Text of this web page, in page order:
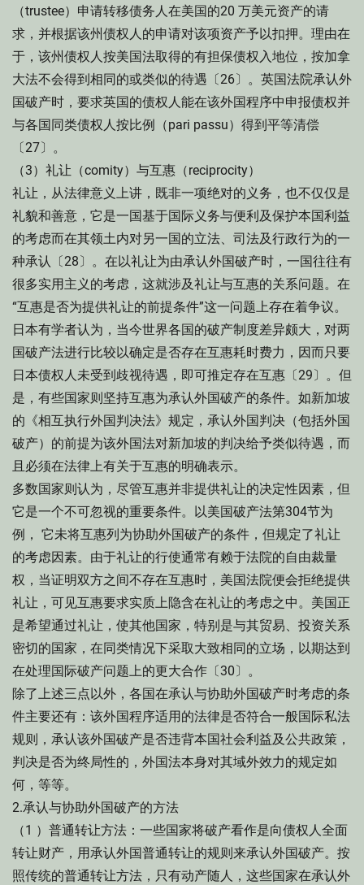
（trustee）申请转移债务人在美国的20 万美元资产的请
求，并根据该州债权人的申请对该项资产予以扣押。理由在
于，该州债权人按美国法取得的有担保债权入地位，按加拿
大法不会得到相同的或类似的待遇〔26〕。英国法院承认外
国破产时，要求英国的债权人能在该外国程序中申报债权并
与各国同类债权人按比例（pari passu）得到平等清偿
〔27〕。
（3）礼让（comity）与互惠（reciprocity）
礼让，从法律意义上讲，既非一项绝对的义务，也不仅仅是
礼貌和善意，它是一国基于国际义务与便利及保护本国利益
的考虑而在其领土内对另一国的立法、司法及行政行为的一
种承认〔28〕。在以礼让为由承认外国破产时，一国往往有
很多实用主义的考虑，这就涉及礼让与互惠的关系问题。在
“互惠是否为提供礼让的前提条件”这一问题上存在着争议。
日本有学者认为，当今世界各国的破产制度差异颇大，对两
国破产法进行比较以确定是否存在互惠耗时费力，因而只要
日本债权人未受到歧视待遇，即可推定存在互惠〔29〕。但
是，有些国家则坚持互惠为承认外国破产的条件。如新加坡
的《相互执行外国判决法》规定，承认外国判决（包括外国
破产）的前提为该外国法对新加坡的判决给予类似待遇，而
且必须在法律上有关于互惠的明确表示。
多数国家则认为，尽管互惠并非提供礼让的决定性因素，但
它是一个不可忽视的重要条件。以美国破产法第304节为
例， 它未将互惠列为协助外国破产的条件，但规定了礼让
的考虑因素。由于礼让的行使通常有赖于法院的自由裁量
权，当证明双方之间不存在互惠时，美国法院便会拒绝提供
礼让，可见互惠要求实质上隐含在礼让的考虑之中。美国正
是希望通过礼让，使其他国家，特别是与其贸易、投资关系
密切的国家，在同类情况下采取大致相同的立场，以期达到
在处理国际破产问题上的更大合作〔30〕。
除了上述三点以外，各国在承认与协助外国破产时考虑的条
件主要还有：该外国程序适用的法律是否符合一般国际私法
规则，承认该外国破产是否违背本国社会利益及公共政策，
判决是否为终局性的，外国法本身对其域外效力的规定如
何，等等。
2.承认与协助外国破产的方法
（1 ）普通转让方法：一些国家将破产看作是向债权人全面
转让财产，用承认外国普通转让的规则来承认外国破产。按
照传统的普通转让方法，只有动产随人，这些国家在承认外